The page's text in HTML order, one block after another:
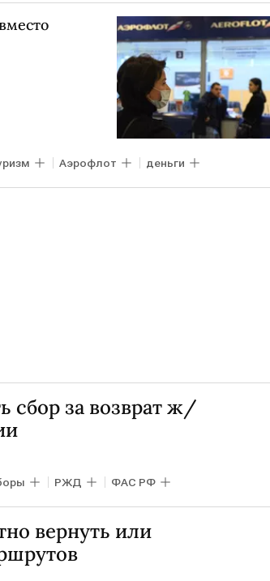
Аэрофлот деньги
сбор за возврат ж/
РЖД ФАС РФ
вернуть или